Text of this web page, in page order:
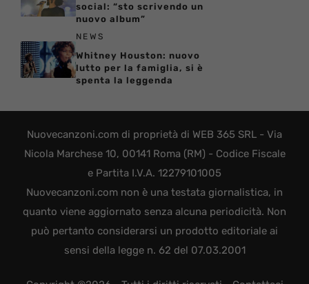
social: “sto scrivendo un
nuovo album”
NEWS
Whitney Houston: nuovo
lutto per la famiglia, si è
spenta la leggenda
Nuovecanzoni.com di proprietà di WEB 365 SRL - Via
Nicola Marchese 10, 00141 Roma (RM) - Codice Fiscale
e Partita I.V.A. 12279101005
Nuovecanzoni.com non è una testata giornalistica, in
quanto viene aggiornato senza alcuna periodicità. Non
può pertanto considerarsi un prodotto editoriale ai
sensi della legge n. 62 del 07.03.2001